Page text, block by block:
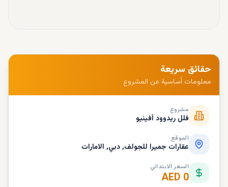
حقائق سريعة
معلومات أساسية عن المشروع
مشروع
فلل ريدوود أفينيو
الموقع
عقارات جميرا للجولف, دبي, الامارات
السعر الابتدائي
AED 0